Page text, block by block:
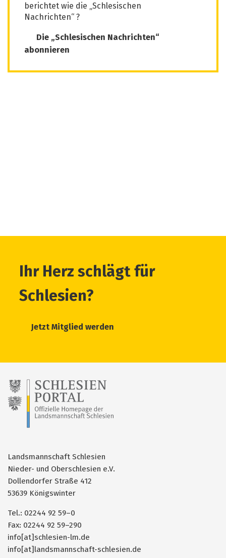
berichtet wie die „Schlesischen
Nachrichten“ ?
Die „Schlesischen Nachrichten“
abonnieren
Ihr Herz schlägt für
Schlesien?
Jetzt Mitglied werden
Landsmannschaft Schlesien
Nieder- und Oberschlesien e.V.
Dollendorfer Straße 412
53639 Königswinter
Tel.: 02244 92 59–0
Fax: 02244 92 59–290
info[at]schlesien-lm.de
info[at]landsmannschaft-schlesien.de